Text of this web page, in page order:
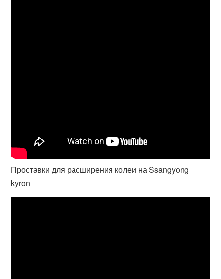
Проставки для расширения колеи на Ssangyong
kyron